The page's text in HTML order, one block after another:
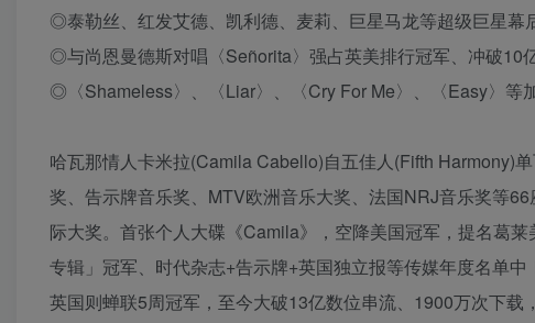
◎泰勒丝、红发艾德、凯利德、麦莉、巨星马龙等超级巨星幕
◎与尚恩曼德斯对唱〈Señorita〉强占英美排行冠军、冲破10
◎〈Shameless〉、〈Liar〉、〈Cry For Me〉、〈Easy〉等
哈瓦那情人卡米拉(Camila Cabello)自五佳人(Fifth Harmony)
奖、告示牌音乐奖、MTV欧洲音乐大奖、法国NRJ音乐奖等
际大奖。首张个人大碟《Camila》，空降美国冠军，提名葛
专辑」冠军、时代杂志+告示牌+英国独立报等传媒年度名单
英国则蝉联5周冠军，至今大破13亿数位串流、1900万次下